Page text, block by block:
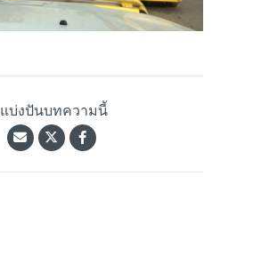
แบ่งปันบทความนี้